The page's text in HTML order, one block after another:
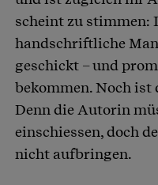
scheint zu stimmen:
handschriftliche
geschickt – und
bekommen. Noch ist
Denn die Autorin
einschiessen, doch
nicht aufbringen.